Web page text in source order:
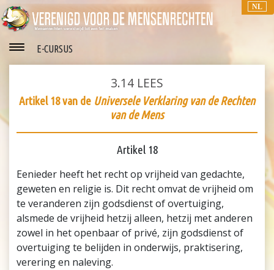
NL
E-CURSUS
3.14 LEES
Artikel 18 van de Universele Verklaring van de Rechten
van de Mens
Artikel 18
Eenieder heeft het recht op vrijheid van gedachte,
geweten en religie is. Dit recht omvat de vrijheid om
te veranderen zijn godsdienst of overtuiging,
alsmede de vrijheid hetzij alleen, hetzij met anderen
zowel in het openbaar of privé, zijn godsdienst of
overtuiging te belijden in onderwijs, praktisering,
verering en naleving.